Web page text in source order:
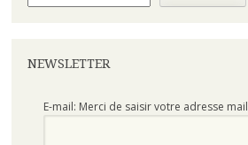
NEWSLETTER
E-mail: Merci de saisir votre adresse mail